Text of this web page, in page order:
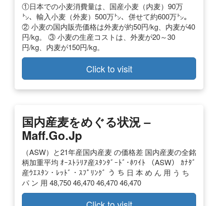
①日本での小麦消費量は、国産小麦（内麦）90万
㌧、輸入小麦（外麦）500万㌧、併せて約600万㌧。
② 小麦の国内販売価格は外麦が約50円/kg、内麦が40
円/kg。 ③ 小麦の生産コストは、外麦が20～30
円/kg、内麦が150円/kg。
Click to visit
国内産麦をめぐる状況 –
Maff.go.jp
（ASW）と21年産国内産麦 の価格差 国内産麦の全銘
柄加重平均 ｵｰｽﾄﾗﾘｱ産ｽﾀﾝﾀﾞｰﾄﾞ･ﾎﾜｲﾄ （ASW） ｶﾅﾀﾞ
産ｳｴｽﾀﾝ・ﾚｯﾄﾞ・ｽﾌﾟﾘﾝｸﾞ う ち 日 本 め ん 用 う ち
パ ン 用 48,750 46,470 46,470 46,470